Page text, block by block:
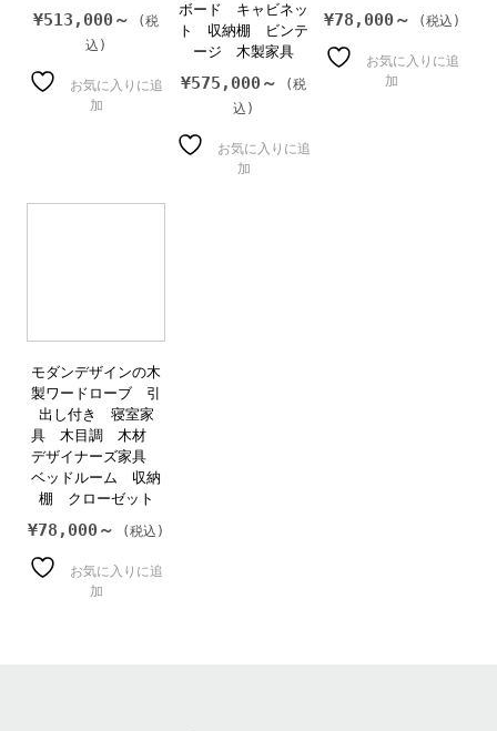
¥513,000～
お気に入りに追
加
ボード キャビネッ
ト 収納棚 ビンテ
ージ 木製家具
¥575,000～
お気に入りに追
加
¥78,000～
お気に入りに追
加
モダンデザインの木
製ワードローブ 引
出し付き 寝室家
具 木目調 木材
デザイナーズ家具
ベッドルーム 収納
棚 クローゼット
¥78,000～
お気に入りに追
加